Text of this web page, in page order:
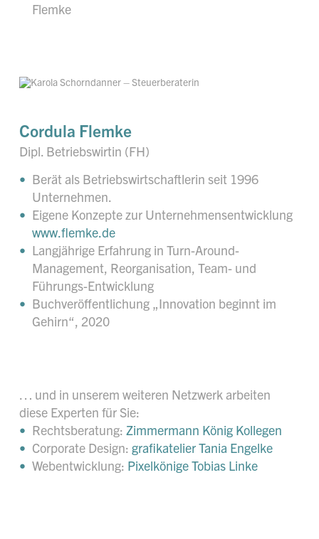
Cordula Flemke
Dipl. Betriebswirtin (FH)
Berät als Betriebswirtschaftlerin seit 1996
Unternehmen.
Eigene Konzepte zur Unternehmensentwicklung
www.flemke.de
Langjährige Erfahrung in Turn-Around-
Management, Reorganisation, Team- und
Führungs-Entwicklung
Buchveröffentlichung „Innovation beginnt im
Gehirn“, 2020
… und in unserem weiteren Netzwerk arbeiten
diese Experten für Sie:
Rechtsberatung: Zimmermann König Kollegen
Corporate Design: grafikatelier Tania Engelke
Webentwicklung: Pixelkönige Tobias Linke
Flemke